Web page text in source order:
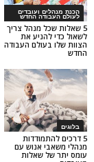
בלוגים
5 סיבות
הבעת אמון
מנהל, ביכולות
החדש
צריך
את
העבודה
בלוגים
5 סיבות
עובדים במנהל
האנוש
עם